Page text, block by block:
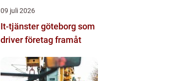
09 juli 2026
It-tjänster göteborg som
driver företag framåt